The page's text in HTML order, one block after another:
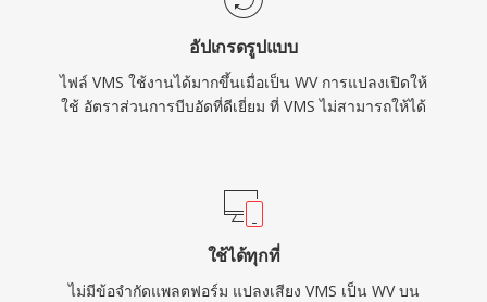
อัปเกรดรูปแบบ
ไฟล์ VMS ใช้งานได้มากขึ้นเมื่อเป็น WV การแปลงเปิดให้
ใช้ อัตราส่วนการบีบอัดที่ดีเยี่ยม ที่ VMS ไม่สามารถให้ได้
ใช้ได้ทุกที่
ไม่มีข้อจำกัดแพลตฟอร์ม แปลงเสียง VMS เป็น WV บน